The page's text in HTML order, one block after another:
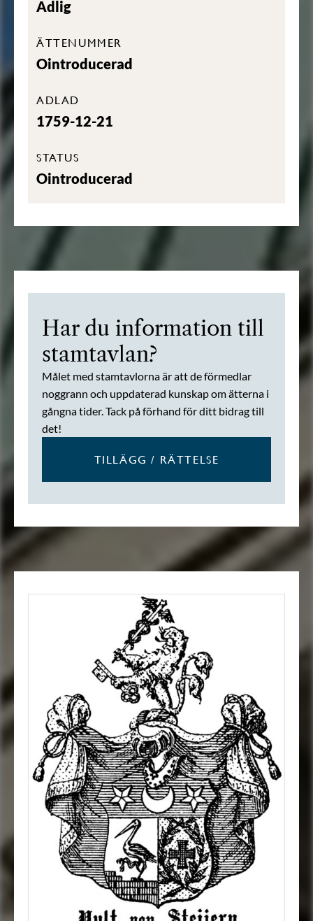
Adlig
ÄTTENUMMER
Ointroducerad
ADLAD
1759-12-21
STATUS
Ointroducerad
Har du information till
stamtavlan?
Målet med stamtavlorna är att de förmedlar
noggrann och uppdaterad kunskap om ätterna i
gångna tider. Tack på förhand för ditt bidrag till
det!
TILLÄGG / RÄTTELSE